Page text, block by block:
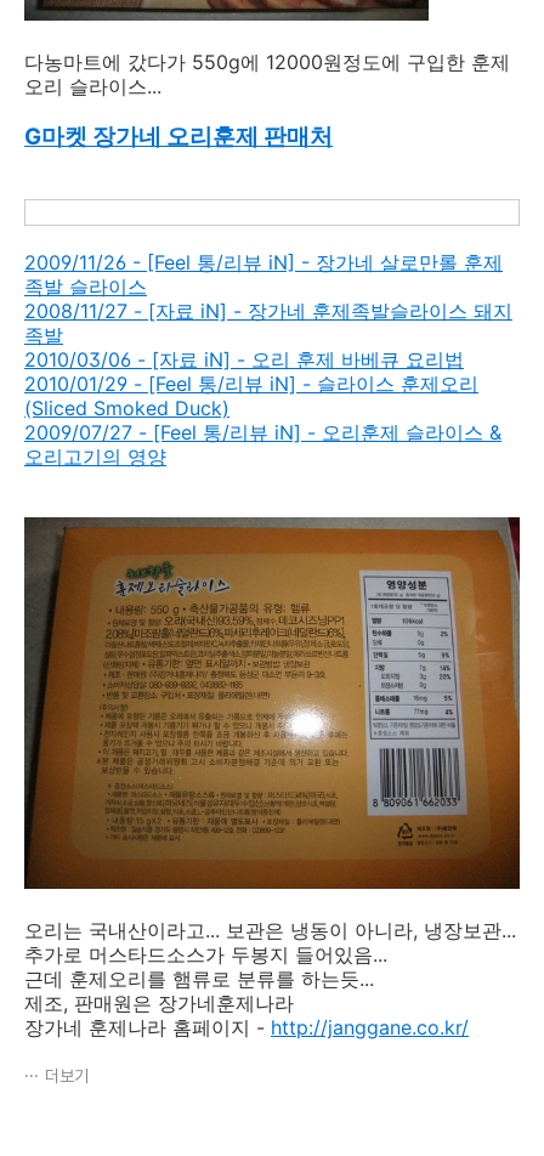
다농마트에 갔다가 550g에 12000원정도에 구입한 훈제
오리 슬라이스...
G마켓 장가네 오리훈제 판매처
2009/11/26 - [Feel 통/리뷰 iN] - 장가네 살로만롤 훈제
족발 슬라이스
2008/11/27 - [자료 iN] - 장가네 훈제족발슬라이스 돼지
족발
2010/03/06 - [자료 iN] - 오리 훈제 바베큐 요리법
2010/01/29 - [Feel 통/리뷰 iN] - 슬라이스 훈제오리
(Sliced Smoked Duck)
2009/07/27 - [Feel 통/리뷰 iN] - 오리훈제 슬라이스 &
오리고기의 영양
오리는 국내산이라고... 보관은 냉동이 아니라, 냉장보관...
추가로 머스타드소스가 두봉지 들어있음...
근데 훈제오리를 햄류로 분류를 하는듯...
제조, 판매원은 장가네훈제나라
장가네 훈제나라 홈페이지 - http://janggane.co.kr/
더보기